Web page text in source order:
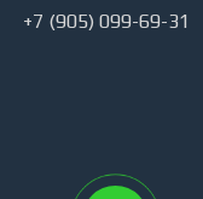
+7 (905) 099-69-31